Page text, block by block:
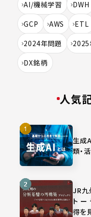
AI/機械学習
DWH
GCP
AWS ETL
2024年問題
2025
DX銘柄
人気
生成
類・
JR九
ト ー
得を